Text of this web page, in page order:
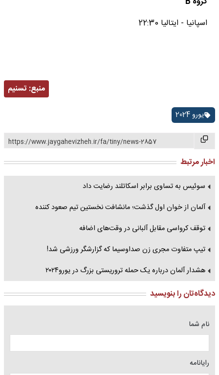
اسپانیا - ایتالیا 22:30
منبع: تسنیم
یورو 2024
https://www.jaygahevizheh.ir/fa/tiny/news-2857
اخبار مرتبط
سوئیس به تساوی برابر اسکاتلند رضایت داد
آلمان از خوان اول گذشت؛ مانشافت نخستین تیم صعود کننده
توقف کرواسی مقابل آلبانی در وقت‌های اضافه
تیپ متفاوت مجری زن صداوسیما که گزارشگر ورزشی شد!
هشدار آلمان درباره یک حمله تروریستی بزرگ در یورو۲۰۲۴
دیدگاه‌تان را بنویسید
نام شما
رایانامه